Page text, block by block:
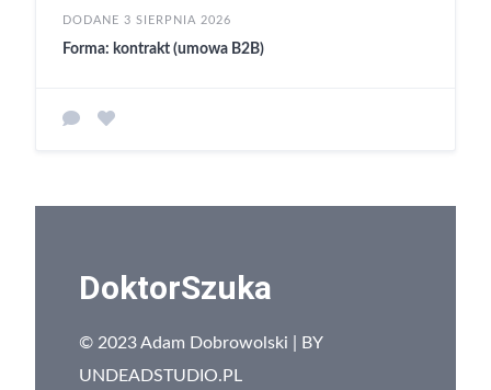
DODANE 3 SIERPNIA 2026
Forma: kontrakt (umowa B2B)
DoktorSzuka
© 2023 Adam Dobrowolski | BY
UNDEADSTUDIO.PL